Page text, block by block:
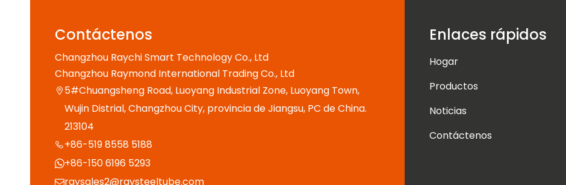
Contáctenos
Changzhou Raychi Smart Technology Co., Ltd
Changzhou Raymond International Trading Co., Ltd
 5#Chuangsheng Road, Luoyang Industrial Zone, Luoyang Town,
Wujin Distrial, Changzhou City, provincia de Jiangsu, PC de China.
213104
+86-519 8558 5188
+86-150 6196 5293
raysales2@raysteeltube.com
Enlaces rápidos
Hogar
Productos
Noticias
Contáctenos